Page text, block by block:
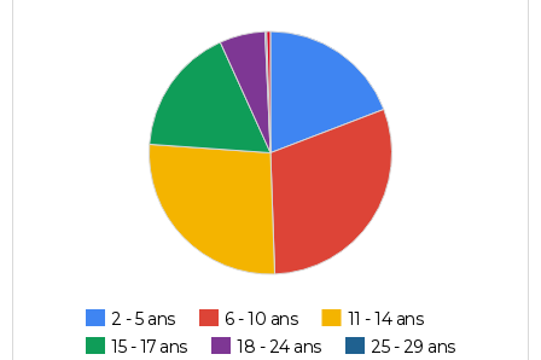
2 - 5 ans 6 - 10 ans
11 - 14 ans
15 - 17 ans
18 - 24 ans
25 - 29 ans